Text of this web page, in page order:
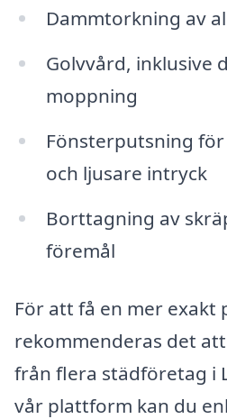
Dammtorkning av
Golvvård, inklusive
moppning
Fönsterputsning
och ljusare intryck
Borttagning av
föremål
För att få en mer exakt
rekommenderas det
från flera städföretag i
vår plattform kan du